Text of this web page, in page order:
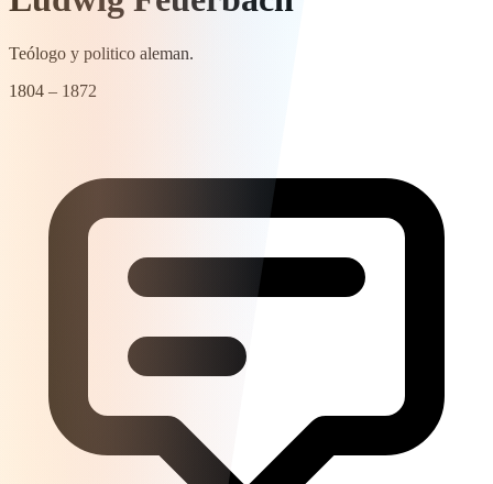
Teólogo y politico aleman.
1804 – 1872